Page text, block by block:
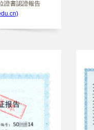
證書認證報告